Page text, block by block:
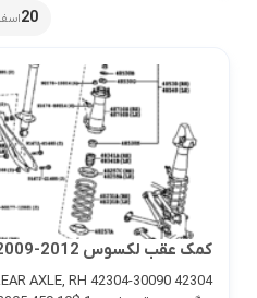
20
کمک عقب لکسوس IS300 2009-2012 سدان
REAR AXLE, RH 42304-30090